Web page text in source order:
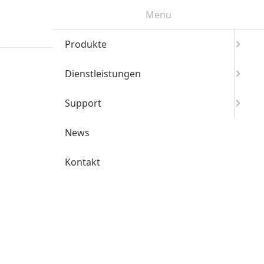
Menu
Produkte
Dienstleistungen
Support
News
Kontakt